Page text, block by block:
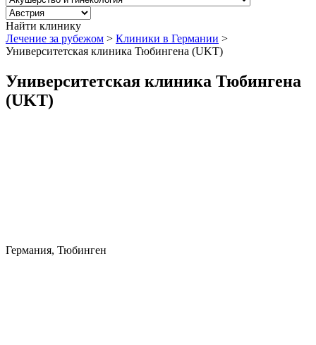
Найти клинику
Лечение за рубежом > Клиники в Германии >
Университетская клиника Тюбингена (UKT)
Университетская клиника Тюбингена
(UKT)
Германия, Тюбинген